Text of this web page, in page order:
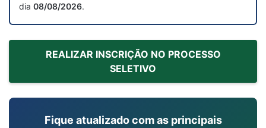
dia 08/08/2026.
REALIZAR INSCRIÇÃO NO PROCESSO
SELETIVO
Fique atualizado com as principais